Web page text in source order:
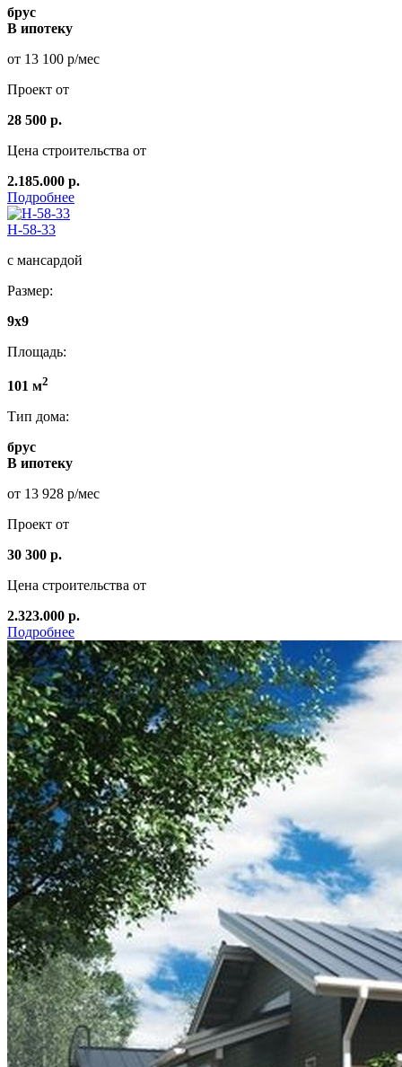
брус
В ипотеку
от 13 100 р/мес
Проект от
28 500 р.
Цена строительства от
2.185.000 р.
Подробнее
Н-58-33
с мансардой
Размер:
9x9
Площадь:
101 м2
Тип дома:
брус
В ипотеку
от 13 928 р/мес
Проект от
30 300 р.
Цена строительства от
2.323.000 р.
Подробнее